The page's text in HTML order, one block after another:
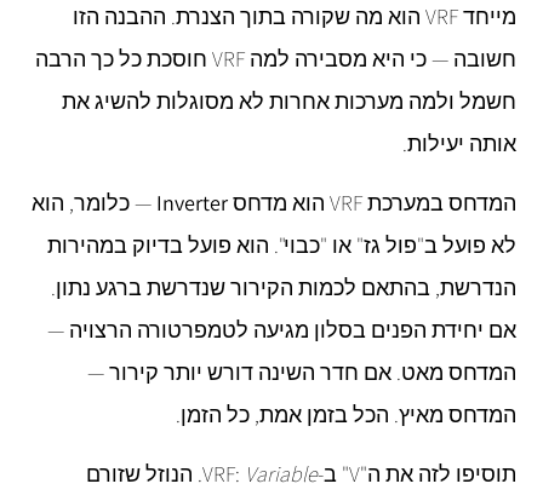
מייחד VRF הוא מה שקורה בתוך הצנרת. ההבנה הזו
חשובה — כי היא מסבירה למה VRF חוסכת כל כך הרבה
חשמל ולמה מערכות אחרות לא מסוגלות להשיג את
אותה יעילות.
המדחס במערכת VRF הוא מדחס Inverter — כלומר, הוא
לא פועל ב"פול גז" או "כבוי". הוא פועל בדיוק במהירות
הנדרשת, בהתאם לכמות הקירור שנדרשת ברגע נתון.
אם יחידת הפנים בסלון מגיעה לטמפרטורה הרצויה —
המדחס מאט. אם חדר השינה דורש יותר קירור —
המדחס מאיץ. הכל בזמן אמת, כל הזמן.
תוסיפו לזה את ה"V" ב-VRF: Variable
. הנוזל שזורם